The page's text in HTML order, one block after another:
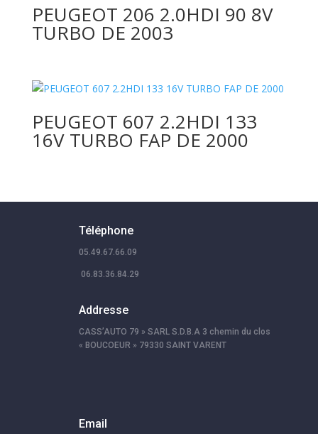
PEUGEOT 206 2.0HDI 90 8V
TURBO DE 2003
PEUGEOT 607 2.2HDI 133
16V TURBO FAP DE 2000
Téléphone
05.49.67.66.09
06.83.36.84.29
Addresse
CASS’AUTO 79 » SARL S.D.B.A 3 chemin du clos
« BOUCOEUR » 79330 SAINT VARENT
Email